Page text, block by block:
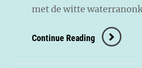
met de witte
Continue Reading